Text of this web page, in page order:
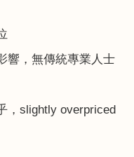
響，無傳統專業人士
， slightly overpriced